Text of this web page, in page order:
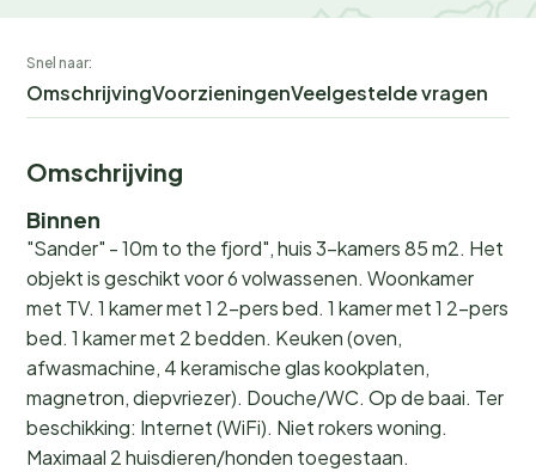
Snel naar:
OmschrijvingVoorzieningenVeelgestelde vragen
Omschrijving
Binnen
"Sander" - 10m to the fjord", huis 3-kamers 85 m2. Het
objekt is geschikt voor 6 volwassenen. Woonkamer
met TV. 1 kamer met 1 2-pers bed. 1 kamer met 1 2-pers
bed. 1 kamer met 2 bedden. Keuken (oven,
afwasmachine, 4 keramische glas kookplaten,
magnetron, diepvriezer). Douche/WC. Op de baai. Ter
beschikking: Internet (WiFi). Niet rokers woning.
Maximaal 2 huisdieren/honden toegestaan.